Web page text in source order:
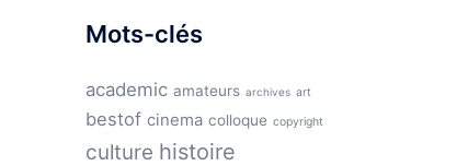
Mots-clés
academic amateurs archives art
bestof cinema colloque copyright
culture histoire